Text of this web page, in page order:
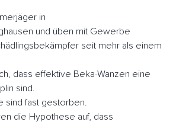
in
und üben mit Gewerbe
seit mehr als einem
dass effektive Beka-Wanzen eine
sind.
sind fast gestorben.
die Hypothese auf, dass